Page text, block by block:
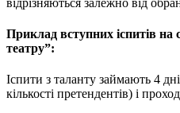
Приклад вступних іспитів на
театру”:
Іспити з таланту займають 4
кількості претендентів) і